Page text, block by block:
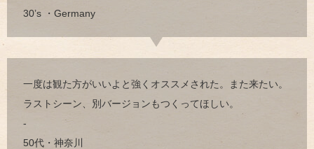
30’s ・Germany
一度は観た方がいいよと強くオススメされた。また来たい。
ラストシーン、別バージョンもつくってほしい。
-
50代・神奈川